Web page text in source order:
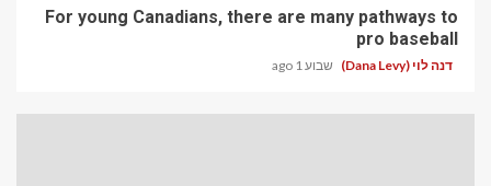
For young Canadians, there are many pathways to
pro baseball
דנה לוי (Dana Levy) שבוע 1 ago